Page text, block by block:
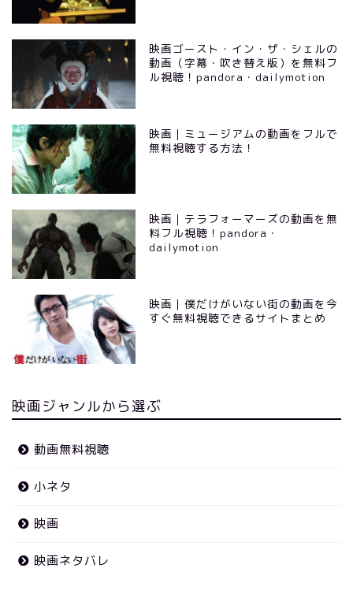
映画ゴースト・イン・ザ・シェルの
動画（字幕・吹き替え版）を無料フ
ル視聴！pandora・dailymotion
映画｜ミュージアムの動画をフルで
無料視聴する方法！
映画｜テラフォーマーズの動画を無
料フル視聴！pandora・
dailymotion
映画｜僕だけがいない街の動画を今
すぐ無料視聴できるサイトまとめ
映画ジャンルから選ぶ
動画無料視聴
小ネタ
映画
映画ネタバレ